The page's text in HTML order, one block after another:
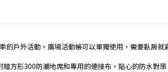
戶外活動。廣場活動帳可以單獨使用，需要臥房
方形300防潮地席和專用的連接布，貼心的防水對策